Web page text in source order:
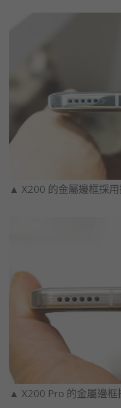
▲ X200 的金屬邊框採用
▲ X200 Pro 的金屬邊框